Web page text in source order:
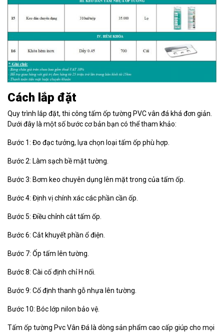
Cách lắp đặt
Quy trình lắp đặt, thi công tấm ốp tường PVC vân đá khá đơn giản.
Dưới đây là một số bước cơ bản bạn có thể tham khảo:
Bước 1: Đo đạc tưởng, lựa chọn loại tấm ốp phù hợp.
Bước 2: Làm sạch bề mặt tường.
Bước 3: Bơm keo chuyên dụng lên mặt trong của tấm ốp.
Bước 4: Định vị chính xác các phần cần ốp.
Bước 5: Điều chỉnh cắt tấm ốp.
Bước 6: Cắt khuyết phần ổ điện.
Bước 7: Ốp tấm lên tường.
Bước 8: Cài cố định chỉ H nối.
Bước 9: Cố định thanh gỗ nhựa lên tường.
Bước 10: Bóc lớp nilon bảo vệ.
Tấm ốp tường Pvc Vân Đá là dòng sản phẩm cao cấp giúp cho mọi